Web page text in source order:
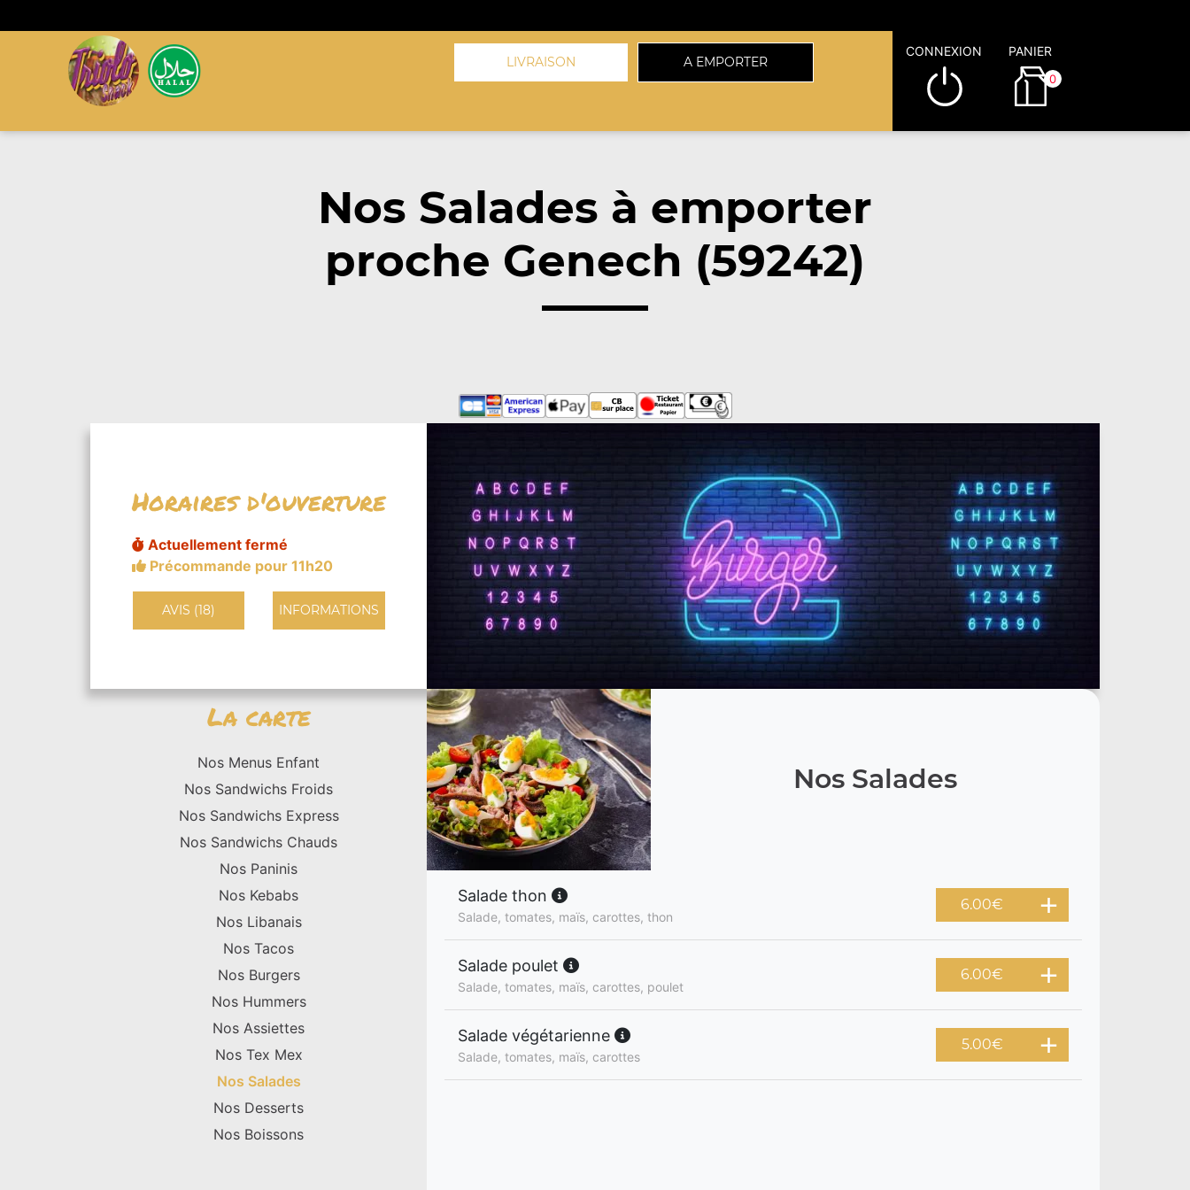
LIVRAISON A EMPORTER
CONNEXION PANIER
0
Nos Salades à emporter
proche Genech (59242)
Horaires d'ouverture
Actuellement fermé
Précommande pour 11h20
AVIS (18) INFORMATIONS
La carte
Nos Menus Enfant
Nos Sandwichs Froids
Nos Sandwichs Express
Nos Sandwichs Chauds
Nos Paninis
Nos Kebabs
Nos Libanais
Nos Tacos
Nos Burgers
Nos Hummers
Nos Assiettes
Nos Tex Mex
Nos Salades
Nos Desserts
Nos Boissons
Nos Salades
Salade thon
Salade, tomates, maïs, carottes, thon
6.00€
Salade poulet
Salade, tomates, maïs, carottes, poulet
6.00€
Salade végétarienne
Salade, tomates, maïs, carottes
5.00€